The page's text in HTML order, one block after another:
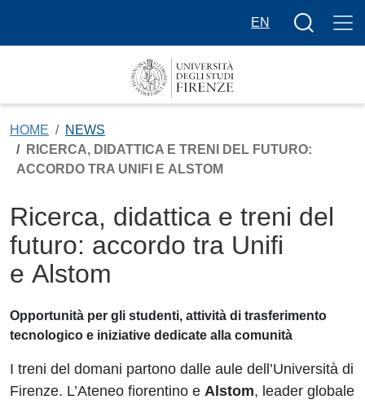
EN
Bottone
HOME
NEWS
RICERCA, DIDATTICA E TRENI DEL FUTURO:
ACCORDO TRA UNIFI E ALSTOM
Ricerca, didattica e treni del
futuro: accordo tra Unifi
e Alstom
Opportunità per gli studenti, attività di trasferimento
tecnologico e iniziative dedicate alla comunità
I treni del domani partono dalle aule dell’Università di
Firenze. L’Ateneo fiorentino e Alstom, leader globale